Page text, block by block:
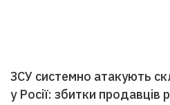
ЗСУ системно атакують
у Росії: збитки продавців